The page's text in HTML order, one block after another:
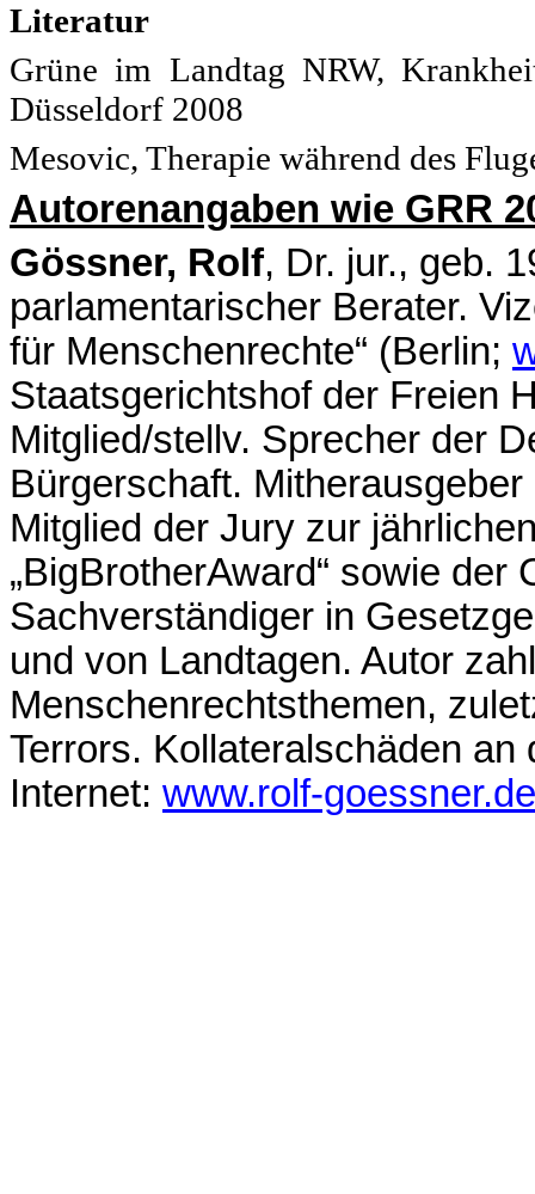
Literatur
Grüne im Landtag NRW,
Düsseldorf 2008
Mesovic, Therapie während des
Autorenangaben wie GRR
Gössner, Rolf, Dr. jur., geb.
parlamentarischer Berater.
für Menschenrechte“ (Berlin;
Staatsgerichtshof der Freien
Mitglied/stellv. Sprecher der
Bürgerschaft.
Mitglied der Jury zur
„BigBrotherAward“ sowie
Sachverständiger in
und von Landtagen. Autor
Menschenrechtsthemen,
Terrors. Kollateralschäden an
Internet: www.rolf-goessner.de